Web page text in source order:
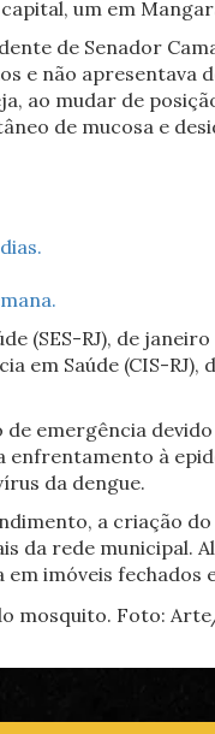
um em
de Senador
e não apresentava
ao mudar de
de mucosa e
(SES-RJ), de
em Saúde (CIS-
emergência
à
da dengue.
a criação
da rede municipal.
imóveis fechados